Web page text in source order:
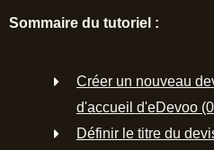
Sommaire du tutoriel :
Créer un nouveau
d'accueil d'eDevoo
Définir le titre du